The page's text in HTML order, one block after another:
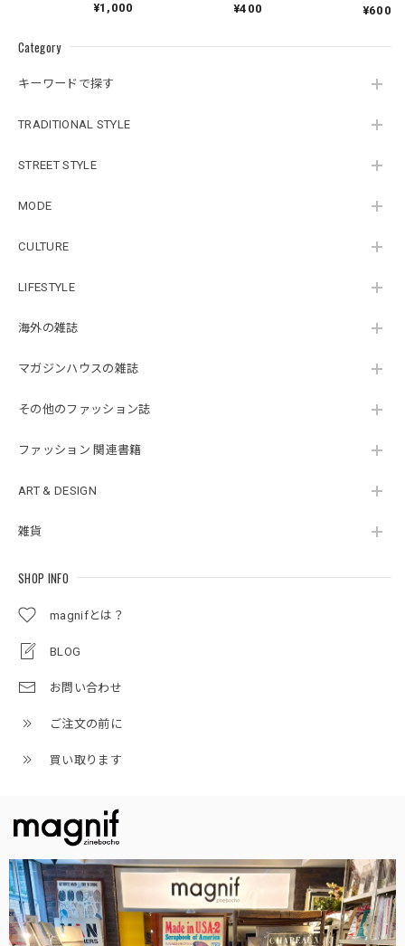
Category
キーワードで探す
TRADITIONAL STYLE
STREET STYLE
MODE
CULTURE
LIFESTYLE
海外の雑誌
マガジンハウスの雑誌
その他のファッション誌
ファッション 関連書籍
ART & DESIGN
雑貨
SHOP INFO
magnifとは？
BLOG
お問い合わせ
ご注文の前に
買い取ります
¥1,000 ¥400 ¥600